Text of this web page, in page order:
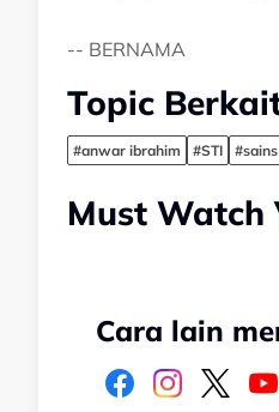
-- BERNAMA
Topic
#anwar ibrahim #STI
Must Watch
Cara lain